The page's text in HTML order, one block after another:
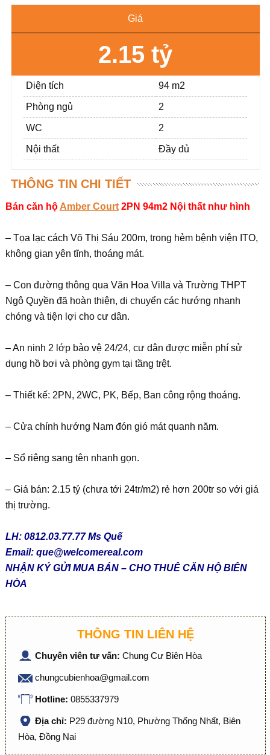
Giá
2.15 tỷ
Diện tích 94 m2
Phòng ngủ 2
WC 2
Nội thất Đầy đủ
THÔNG TIN CHI TIẾT
Bán căn hộ Amber Court2PN 94m2 Nội thất như hình
– Tọa lạc cách Võ Thị Sáu 200m, trong hẻm bệnh viện ITO,
không gian yên tĩnh, thoáng mát.
– Con đường thông qua Văn Hoa Villa và Trường THPT
Ngô Quyền đã hoàn thiện, di chuyển các hướng nhanh
chóng và tiện lợi cho cư dân.
– An ninh 2 lớp bảo vệ 24/24, cư dân được miễn phí sử
dụng hồ bơi và phòng gym tại tầng trệt.
– Thiết kế: 2PN, 2WC, PK, Bếp, Ban công rộng thoáng.
– Cửa chính hướng Nam đón gió mát quanh năm.
– Sổ riêng sang tên nhanh gọn.
– Giá bán: 2.15 tỷ (chưa tới 24tr/m2) rẻ hơn 200tr so với giá
thị trường.
LH: 0812.03.77.77 Ms Quế
Email: que@welcomereal.com
NHẬN KÝ GỬI MUA BÁN – CHO THUÊ CĂN HỘ BIÊN
HÒA
THÔNG TIN LIÊN HỆ
Chuyên viên tư vấn: Chung Cư Biên Hòa
chungcubienhoa@gmail.com
Hotline: 0855337979
Địa chỉ: P29 đường N10, Phường Thống Nhất, Biên
Hòa, Đồng Nai